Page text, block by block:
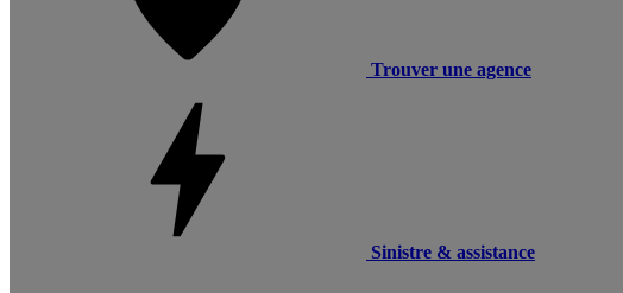
Trouver une agence
Sinistre & assistance